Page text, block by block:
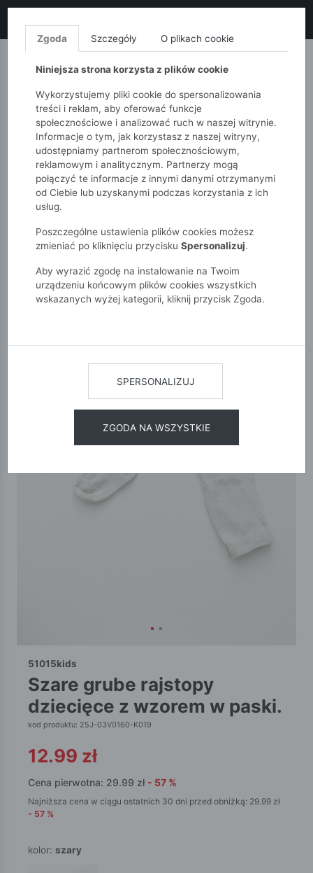
MONNARI QUIOSQUE
51015kids
Dziewczynki 2-7 lat
Szare grube rajstopy dziecięce z wzorem w paski.
51015kids
szare grube rajstopy
dziecięce z wzorem w paski.
kod produktu: 25J-03V0160-K019
12.99 zł
Cena pierwotna: 29.99 zł - 57 %
Najniższa cena w ciągu ostatnich 30 dni przed obniżką: 29.99 zł
- 57 %
kolor: szary
Zgoda Szczegóły O plikach cookie
Niniejsza strona korzysta z plików cookie
Wykorzystujemy pliki cookie do spersonalizowania
treści i reklam, aby oferować funkcje
społecznościowe i analizować ruch w naszej witrynie.
Informacje o tym, jak korzystasz z naszej witryny,
udostępniamy partnerom społecznościowym,
reklamowym i analitycznym. Partnerzy mogą
połączyć te informacje z innymi danymi otrzymanymi
od Ciebie lub uzyskanymi podczas korzystania z ich
usług.
Poszczególne ustawienia plików cookies możesz
zmieniać po kliknięciu przycisku Spersonalizuj.
Aby wyrazić zgodę na instalowanie na Twoim
urządzeniu końcowym plików cookies wszystkich
wskazanych wyżej kategorii, kliknij przycisk Zgoda.
SPERSONALIZUJ
ZGODA NA WSZYSTKIE